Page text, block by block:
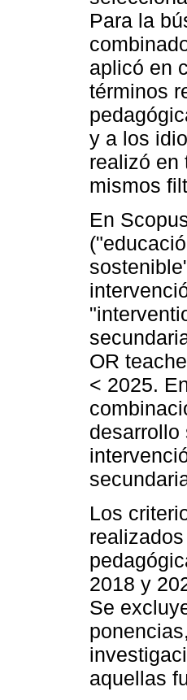
Para la
aplicó en
términos
y a los
realizó en
mismos
En
OR
< 2025.
desarrollo
Los
2018 y
Se
aquellas